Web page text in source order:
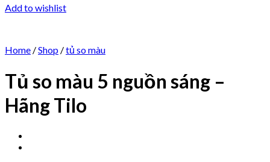
Add to wishlist
Home /Shop /tủ so màu
Tủ so màu 5 nguồn sáng –
Hãng Tilo